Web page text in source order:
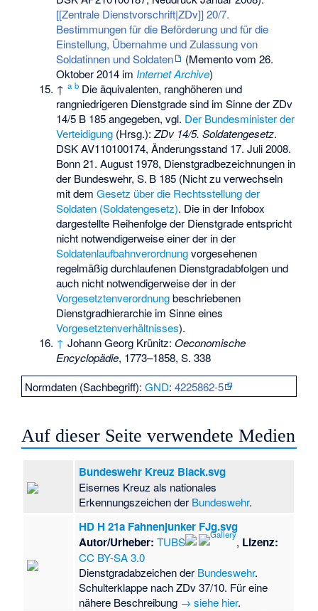
[[Zentrale Dienstvorschrift|ZDv]] 20/7.
Bestimmungen für die Beförderung und für die
Einstellung, Übernahme und Zulassung von
Soldatinnen und Soldaten
(Mementovom 26.
Oktober 2014 im Internet Archive)
↑a b Die äquivalenten, ranghöheren und
rangniedrigeren Dienstgrade sind im Sinne der ZDv
14/5 B 185 angegeben, vgl. Der Bundesminister der
Verteidigung (Hrsg.):ZDv 14/5. Soldatengesetz.
DSK AV110100174, Änderungsstand 17. Juli 2008.
Bonn 21. August 1978, Dienstgradbezeichnungen in
der Bundeswehr,S. B 185 (Nicht zu verwechseln
mit demGesetz über die Rechtsstellung der
Soldaten (Soldatengesetz). Die in der Infobox
dargestellte Reihenfolge der Dienstgrade entspricht
nicht notwendigerweise einer der in der
Soldatenlaufbahnverordnungvorgesehenen
regelmäßig durchlaufenen Dienstgradabfolgen und
auch nicht notwendigerweise der in der
Vorgesetztenverordnungbeschriebenen
Dienstgradhierarchie im Sinne eines
Vorgesetztenverhältnisses).
↑ Johann Georg Krünitz:Oeconomische
Encyclopädie, 1773–1858, S. 338
Normdaten (Sachbegriff):GND:4225862-5
Auf dieser Seite verwendete Medien
Bundeswehr Kreuz Black.svg
Eisernes Kreuz als nationales
Erkennungszeichen der Bundeswehr.
HD H 21a Fahnenjunker FJg.svg
Autor/Urheber: TUBS , Lizenz:
CC BY-SA 3.0
Dienstgradabzeichen der Bundeswehr.
Schulterklappe nach ZDv 37/10. Für eine
nähere Beschreibung → siehe hier.